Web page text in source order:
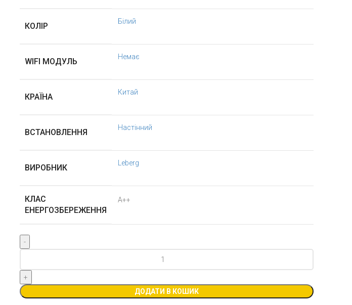
КОЛІР Білий
WIFI МОДУЛЬ Немає
КРАЇНА Китай
ВСТАНОВЛЕННЯ Настінний
ВИРОБНИК Leberg
КЛАС
ЕНЕРГОЗБЕРЕЖЕННЯ
А++
LOK
2.0
LS/LU-
ДОДАТИ В КОШИК